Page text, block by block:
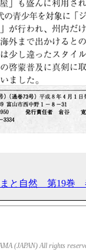
まと自然 第19巻
(JAPAN) All rights